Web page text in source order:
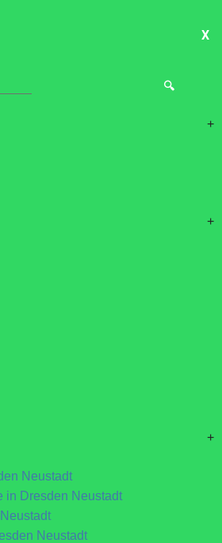
X
+
+
+
Neustadt
in Dresden Neustadt
Neustadt